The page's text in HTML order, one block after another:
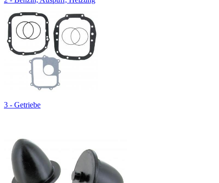
3 - Getriebe